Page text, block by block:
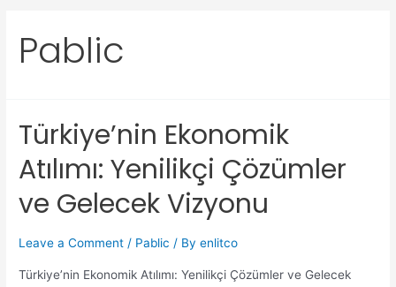
Pablic
Türkiye’nin Ekonomik
Atılımı: Yenilikçi Çözümler
ve Gelecek Vizyonu
Leave a Comment / Pablic / Byenlitco
Türkiye’nin Ekonomik Atılımı: Yenilikçi Çözümler ve Gelecek